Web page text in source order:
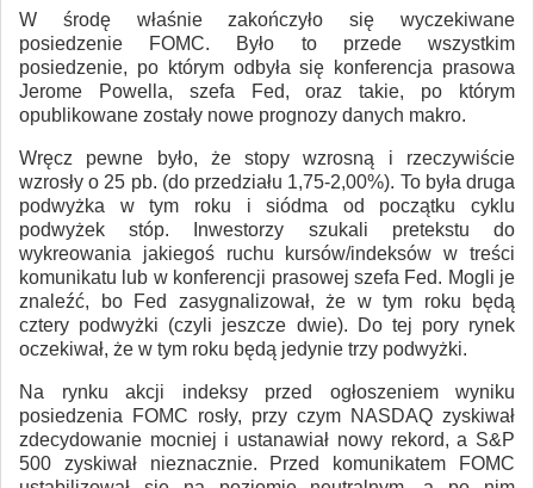
W środę właśnie zakończyło się wyczekiwane
posiedzenie FOMC. Było to przede wszystkim
posiedzenie, po którym odbyła się konferencja prasowa
Jerome Powella, szefa Fed, oraz takie, po którym
opublikowane zostały nowe prognozy danych makro.
Wręcz pewne było, że stopy wzrosną i rzeczywiście
wzrosły o 25 pb. (do przedziału 1,75-2,00%). To była druga
podwyżka w tym roku i siódma od początku cyklu
podwyżek stóp. Inwestorzy szukali pretekstu do
wykreowania jakiegoś ruchu kursów/indeksów w treści
komunikatu lub w konferencji prasowej szefa Fed. Mogli je
znaleźć, bo Fed zasygnalizował, że w tym roku będą
cztery podwyżki (czyli jeszcze dwie). Do tej pory rynek
oczekiwał, że w tym roku będą jedynie trzy podwyżki.
Na rynku akcji indeksy przed ogłoszeniem wyniku
posiedzenia FOMC rosły, przy czym NASDAQ zyskiwał
zdecydowanie mocniej i ustanawiał nowy rekord, a S&P
500 zyskiwał nieznacznie. Przed komunikatem FOMC